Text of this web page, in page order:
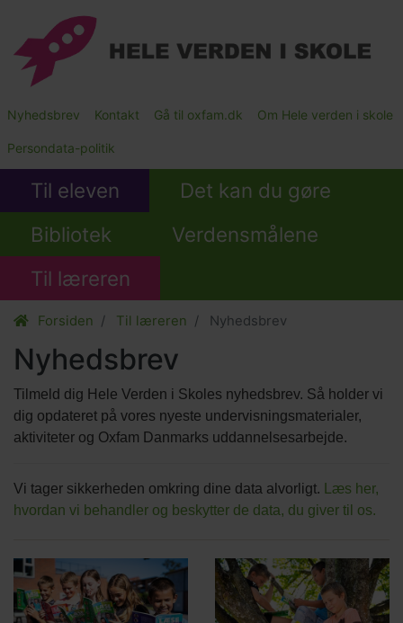
hovedindhold
Main
Submenu
Nyhedsbrev Kontakt Gå til oxfam.dk Om Hele verden i skole
Persondata-politik
Til eleven
Det kan du gøre
Bibliotek
Verdensmålene
Til læreren
Forsiden Til læreren Nyhedsbrev
Nyhedsbrev
Tilmeld dig Hele Verden i Skoles nyhedsbrev. Så holder vi
dig opdateret på vores nyeste undervisningsmaterialer,
aktiviteter og Oxfam Danmarks uddannelsesarbejde.
Vi tager sikkerheden omkring dine data alvorligt.
Læs her,
hvordan vi behandler og beskytter de data, du giver til os.
Related
content